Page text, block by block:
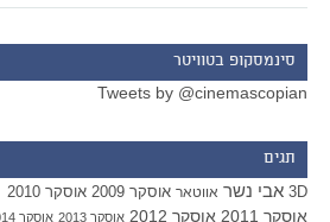
סינמסקופ בטוויטר
Tweets by @cinemascopian
תגים
3D אבי נשר אווטאר אוסקר 2009 אוסקר 2010
אוסקר 2011 אוסקר 2012 אוסקר 2013 אוסקר 2014